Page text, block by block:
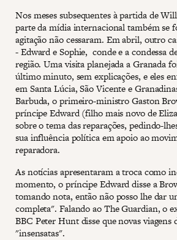
Nos meses subsequentes à partida de
parte da mídia internacional também se
agitação não cessaram. Em abril, outro
- Edward e Sophie, conde e a condessa
região. Uma visita planejada a Granada
último minuto, sem explicações, e eles
em Santa Lúcia, São Vicente e
Barbuda, o primeiro-ministro Gaston
príncipe Edward (filho mais novo de
sobre o tema das reparações, pedindo-
sua influência política em apoio ao
reparadora.
As notícias apresentaram a troca como
momento, o príncipe Edward disse a
tomando nota, então não posso lhe dar
completa". Falando ao The Guardian, o
BBC Peter Hunt disse que novas
"insensatas".